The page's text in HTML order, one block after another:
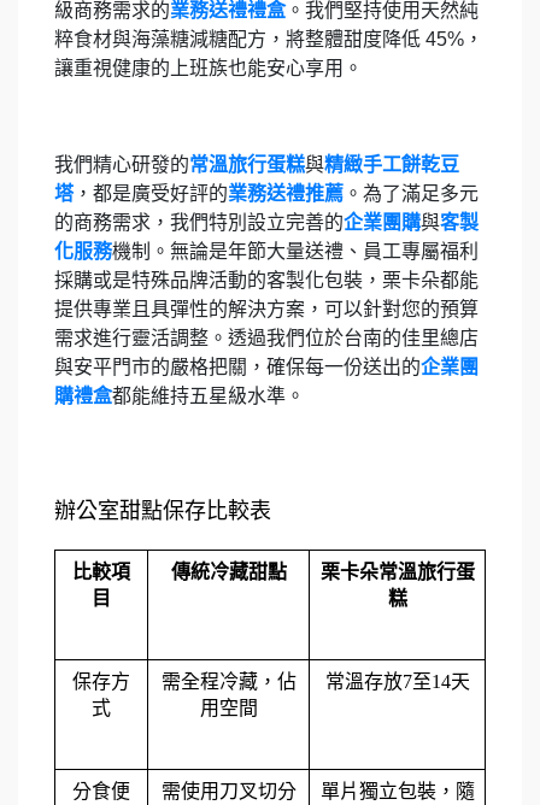
級商務需求的業務送禮禮盒。 我們堅持使用天然純
粹食材與海藻糖減糖配方，將整體甜度降低 45%，
讓重視健康的上班族也能安心享用。
我們精心研發的常溫旅行蛋糕與精緻手工餅乾豆
塔 ，都是廣受好評的業務送禮推薦 。 為了滿足多元
的商務需求，我們特別設立完善的企業團購與客製
化服務機制。 無論是年節大量送禮、員工專屬福利
採購或是特殊品牌活動的客製化包裝，栗卡朵都能
提供專業且具彈性的解決方案，可以針對您的預算
需求進行靈活調整。透過我們位於台南的佳里總店
與安平門市的嚴格把關，確保每一份送出的企業團
購禮盒都能維持五星級水準。
辦公室甜點保存比較表
比較項
目
傳統冷藏甜點
栗卡朵常溫旅行蛋
糕
保存方
式
需全程冷藏，佔
用空間
常溫存放7至14天
分食便
需使用刀叉切分
單片獨立包裝，隨